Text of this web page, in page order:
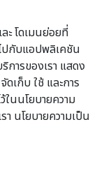
ะ โดเมนย่อยที่
ปกับแอปพลิเคชัน
การของเรา แสดง
ดเก็บ ใช้ และการ
นนโยบายความ
า นโยบายความเป็น